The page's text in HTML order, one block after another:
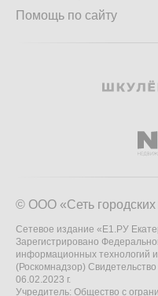
Помощь по сайту
© ООО «Сеть городских
Сетевое издание «Е1.РУ
Зарегистрировано
информационных технологий
(Роскомнадзор)
06.02.2023 г.
Учредитель: Общество с